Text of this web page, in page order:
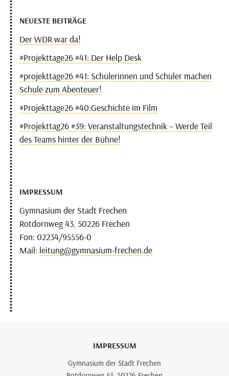
NEUESTE BEITRÄGE
Der WDR war da!
#Projekttage26 #41: Der Help Desk
#projekttage26 #41: Schülerinnen und Schüler machen
Schule zum Abenteuer!
#Projekttage26 #40:Geschichte im Film
#Projekttag26 #39: Veranstaltungstechnik – Werde Teil
des Teams hinter der Bühne!
IMPRESSUM
Gymnasium der Stadt Frechen
Rotdornweg 43, 50226 Frechen
Fon: 02234/95556-0
Mail: leitung@gymnasium-frechen.de
IMPRESSUM
Gymnasium der Stadt Frechen